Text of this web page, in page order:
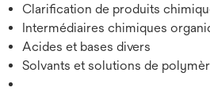
Clarification de produits
Intermédiaires chimiques
Acides et bases divers
Solvants et solutions de